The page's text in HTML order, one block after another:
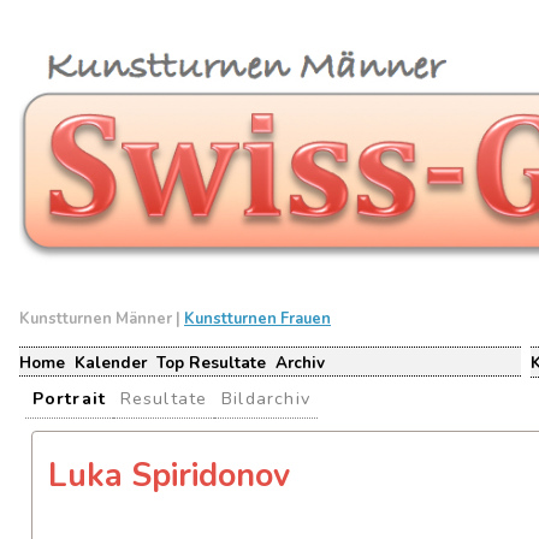
Kunstturnen Männer | Kunstturnen Frauen
Home Kalender Top Resultate Archiv
Portrait Resultate Bildarchiv
Luka Spiridonov